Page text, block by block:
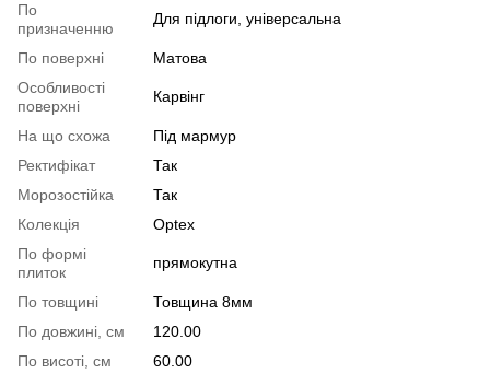
По
призначенню
Для підлоги, універсальна
По поверхні
Матова
Особливості
поверхні
Карвінг
На що схожа
Під мармур
Ректифікат
Так
Морозостійка
Так
Колекція
Optex
По формі
плиток
прямокутна
По товщині
Товщина 8мм
По довжині, см
120.00
По висоті, см
60.00